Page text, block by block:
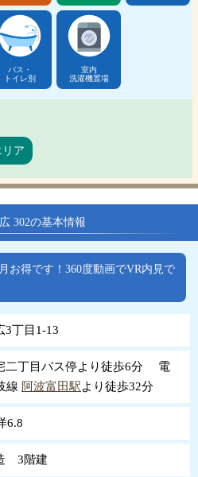
バス・
トイレ別
室内
洗濯機置場
ア
302の基本情報
お得です！360度動画でVR内見で
3丁目1-13
二丁目バス停より徒歩6分 電
線 阿波富田駅より徒歩32分
6.8
3階建